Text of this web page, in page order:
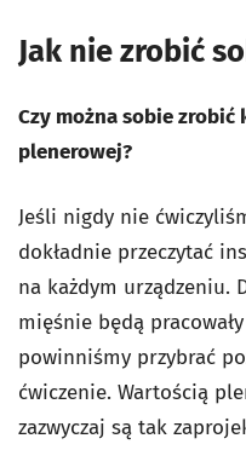
Jak nie zrobić
Czy można sobie zrobić
plenerowej?
Jeśli nigdy nie
dokładnie przeczytać
na każdym urządzeniu.
mięśnie będą
powinniśmy przybrać
ćwiczenie. Wartością
zazwyczaj są tak